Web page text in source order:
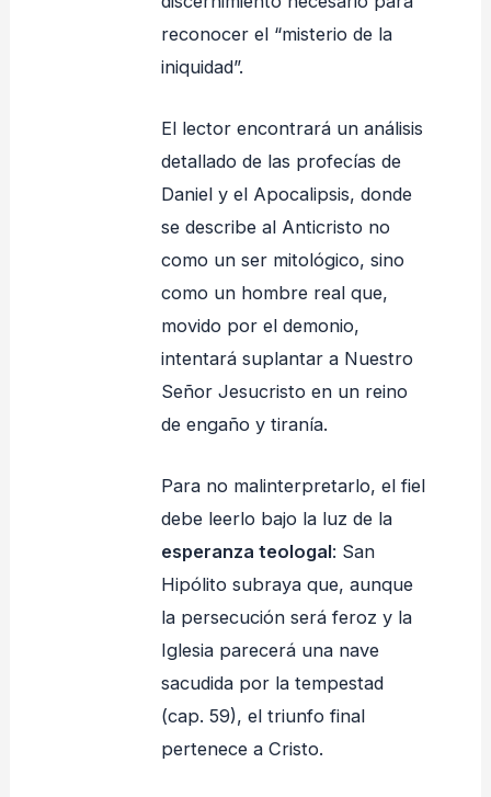
reconocer el “misterio de la
iniquidad”.
El lector encontrará un análisis
detallado de las profecías de
Daniel y el Apocalipsis, donde
se describe al Anticristo no
como un ser mitológico, sino
como un hombre real que,
movido por el demonio,
intentará suplantar a Nuestro
Señor Jesucristo en un reino
de engaño y tiranía.
Para no malinterpretarlo, el fiel
debe leerlo bajo la luz de la
esperanza teologal: San
Hipólito subraya que, aunque
la persecución será feroz y la
Iglesia parecerá una nave
sacudida por la tempestad
(cap. 59), el triunfo final
pertenece a Cristo.